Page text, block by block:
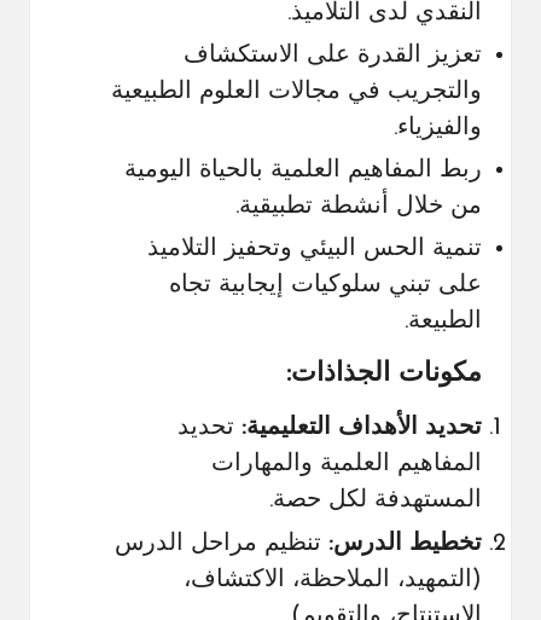
النقدي لدى التلاميذ.
تعزيز القدرة على الاستكشاف
والتجريب في مجالات العلوم الطبيعية
والفيزياء.
ربط المفاهيم العلمية بالحياة اليومية
من خلال أنشطة تطبيقية.
تنمية الحس البيئي وتحفيز التلاميذ
على تبني سلوكيات إيجابية تجاه
الطبيعة.
مكونات الجذاذات:
تحديد الأهداف التعليمية: تحديد
المفاهيم العلمية والمهارات
المستهدفة لكل حصة.
تخطيط الدرس: تنظيم مراحل الدرس
(التمهيد، الملاحظة، الاكتشاف،